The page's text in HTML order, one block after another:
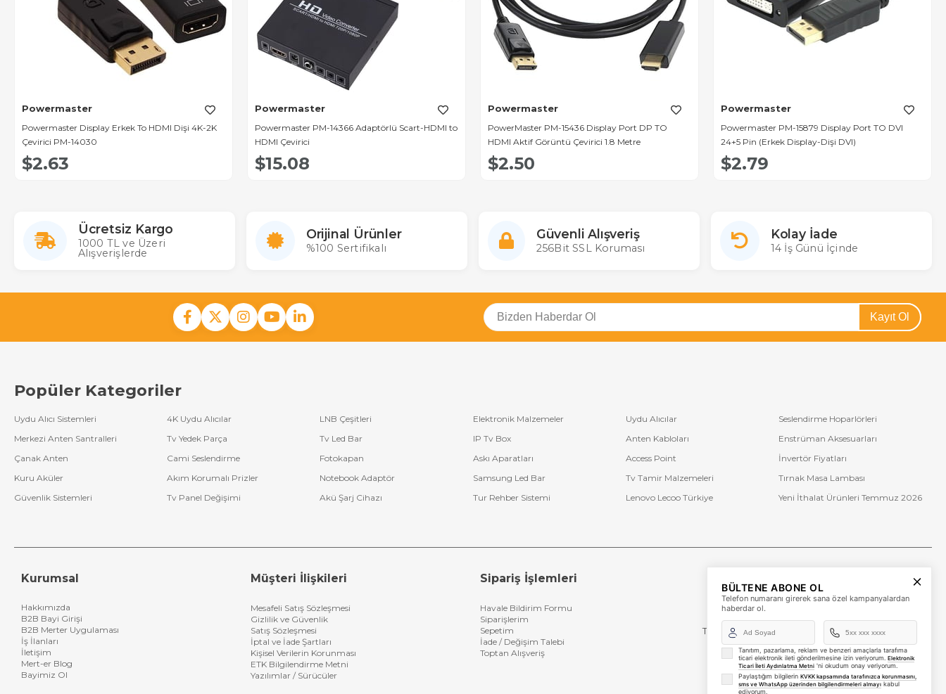
Powermaster
Powermaster Display Erkek To HDMI Dişi 4K-2K
Çevirici PM-14030
$2.63
Powermaster
Powermaster PM-14366 Adaptörlü Scart-HDMI to
HDMI Çevirici
$15.08
Powermaster
PowerMaster PM-15436 Display Port DP TO
HDMI Aktif Görüntü Çevirici 1.8 Metre
$2.50
Powermaster
Powermaster PM-15879 Display Port TO DVI
24+5 Pin (Erkek Display-Dişi DVI)
$2.79
Ücretsiz Kargo
1000 TL ve Üzeri
Alışverişlerde
Orijinal Ürünler
%100 Sertifikalı
Güvenli Alışveriş
256Bit SSL Koruması
Kolay İade
14 İş Günü İçinde
Kayıt Ol
Popüler Kategoriler
Uydu Alıcı Sistemleri 4K Uydu Alıcılar LNB Çeşitleri Elektronik Malzemeler Uydu Alıcılar
Seslendirme Hoparlörleri
Merkezi Anten Santralleri
Tv Yedek Parça Tv Led Bar IP Tv Box Anten Kabloları
Enstrüman Aksesuarları
Çanak Anten
Cami Seslendirme Fotokapan Askı Aparatları Access Point
İnvertör Fiyatları
Kuru Aküler
Akım Korumalı Prizler Notebook Adaptör Samsung Led Bar Tv Tamir Malzemeleri
Tırnak Masa Lambası
Güvenlik Sistemleri
Tv Panel Değişimi Akü Şarj Cihazı Tur Rehber Sistemi Lenovo Lecoo Türkiye Yeni İthalat Ürünleri Temmuz 2026
Kurumsal
Hakkımızda
B2B Bayi Girişi
B2B Merter Uygulaması
İş İlanları
İletişim
Mert-er Blog
Bayimiz Ol
Müşteri İlişkileri
Mesafeli Satış Sözleşmesi
Gizlilik ve Güvenlik
Satış Sözleşmesi
İptal ve İade Şartları
Kişisel Verilerin Korunması
ETK Bilgilendirme Metni
Yazılımlar / Sürücüler
Sipariş İşlemleri
Havale Bildirim Formu
Siparişlerim
Sepetim
İade / Değişim Talebi
Toptan Alışveriş
+90 (850) 473 08 08
Tevfik Bey Mah. Dr. Ali Demir Cd. No:51 Kat:2 Kobi İş
Merkezi
Küçükçekmece / İstanbul
BÜLTENE ABONE OL
Telefon numaranı girerek sana özel kampanyalardan
haberdar ol.
Tanıtım, pazarlama, reklam ve benzeri amaçlarla tarafıma
ticari elektronik ileti gönderilmesine izin veriyorum. Elektronik
Ticari İleti Aydınlatma Metni 'ni okudum onay veriyorum.
Paylaştığım bilgilerin KVKK kapsamında tarafınızca korunmasını,
sms ve WhatsApp üzerinden bilgilendirmeleri almayı kabul
ediyorum.